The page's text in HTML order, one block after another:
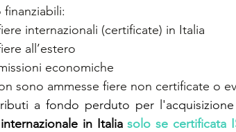
finanziabili:
internazionali (certificate) in Italia
all’estero
economiche
sono ammesse fiere non certificate o
a fondo perduto per
in Italia solo se certificata